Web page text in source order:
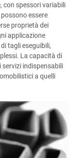
con spessori variabili
essere
proprietà dei
applicazione
tagli eseguibili,
La capacità di
indispensabili
a quelli